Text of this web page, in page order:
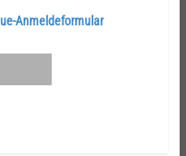
Anmeldeformular